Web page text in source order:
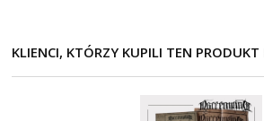
KLIENCI, KTÓRZY KUPILI TEN